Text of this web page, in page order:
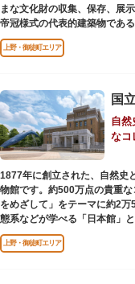
まな文化財の収集、保存、展
帝冠様式の代表的建築物であ
からなり、89件の国宝を所蔵
ワークショップなどを実施し
りながら、真の美術史を堪能
吹き抜けのエントランスに大
ドグラスなど格調高い内部装
方や時間が限られている方な
てものめぐり／仏像大好き）
敷地内にはレストランやミュ
ごとの彩りを感じながらゆっ
上野・御徒町エリア
国
自然
なコ
1877年に創立された、自然史
物館です。約500万点の貴重
をめざして」をテーマに約2
態系などが学べる「日本館」
進歩などが学べる「地球館」
などから構成されています。
2005年「愛・地球博」の長
上野・御徒町エリア